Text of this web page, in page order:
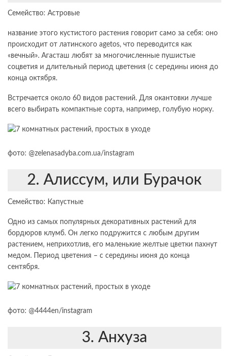
Семейство: Астровые
название этого кустистого растения говорит само за себя: оно
происходит от латинского agetos, что переводится как
«вечный». Агасташ любят за многочисленные пушистые
соцветия и длительный период цветения (с середины июня до
конца октября.
Встречается около 60 видов растений. Для окантовки лучше
всего выбирать компактные сорта, например, голубую норку.
фото: @zelenasadyba.com.ua/instagram
2. Алиссум, или Бурачок
Семейство: Капустные
Одно из самых популярных декоративных растений для
бордюров клумб. Он легко подружится с любым другим
растением, неприхотлив, его маленькие желтые цветки пахнут
медом. Период цветения – с середины июня до конца
сентября.
фото: @4444en/instagram
3. Анхуза